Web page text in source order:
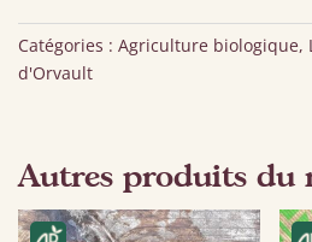
Catégories : Agriculture biologique,
d'Orvault
Autres produits du